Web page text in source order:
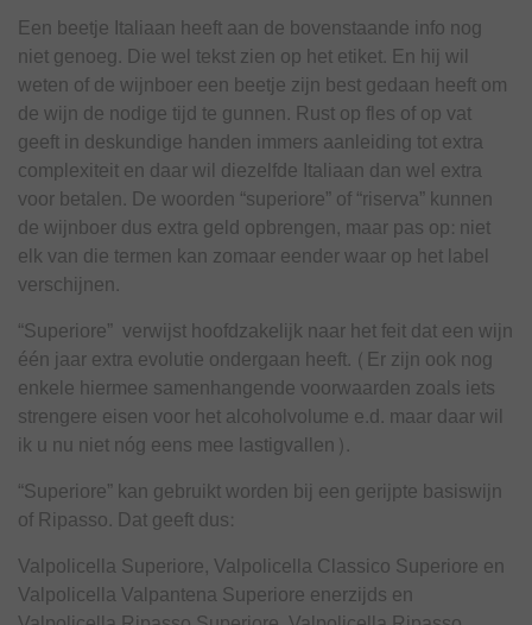
Een beetje Italiaan heeft aan de bovenstaande info nog
niet genoeg. Die wel tekst zien op het etiket. En hij wil
weten of de wijnboer een beetje zijn best gedaan heeft om
de wijn de nodige tijd te gunnen. Rust op fles of op vat
geeft in deskundige handen immers aanleiding tot extra
complexiteit en daar wil diezelfde Italiaan dan wel extra
voor betalen. De woorden “superiore” of “riserva” kunnen
de wijnboer dus extra geld opbrengen, maar pas op: niet
elk van die termen kan zomaar eender waar op het label
verschijnen.
“Superiore” verwijst hoofdzakelijk naar het feit dat een wijn
één jaar extra evolutie ondergaan heeft. (Er zijn ook nog
enkele hiermee samenhangende voorwaarden zoals iets
strengere eisen voor het alcoholvolume e.d. maar daar wil
ik u nu niet nóg eens mee lastigvallen).
“Superiore” kan gebruikt worden bij een gerijpte basiswijn
of Ripasso. Dat geeft dus:
Valpolicella Superiore, Valpolicella Classico Superiore en
Valpolicella Valpantena Superiore enerzijds en